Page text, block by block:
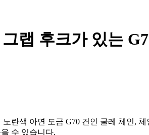
랩 후크가 있는
란색 아연 도금 G70 견인 굴레 체인,
수 있습니다.